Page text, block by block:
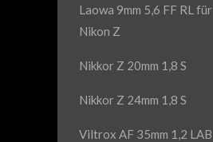
Laowa 9mm 5,6 FF RL für
Nikon Z
Nikkor Z 20mm 1,8 S
Nikkor Z 24mm 1,8 S
Viltrox AF 35mm 1,2 LAB